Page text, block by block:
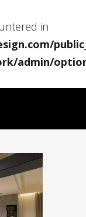
in
admin/